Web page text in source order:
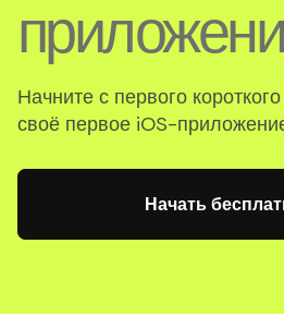
Начните с первого
своё первое iOS-
Начать